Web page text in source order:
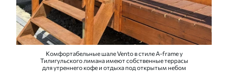
Комфортабельные шале Vento в стиле A-frame у
Тилигульского лимана имеют собственные террасы
для утреннего кофе и отдыха под открытым небом